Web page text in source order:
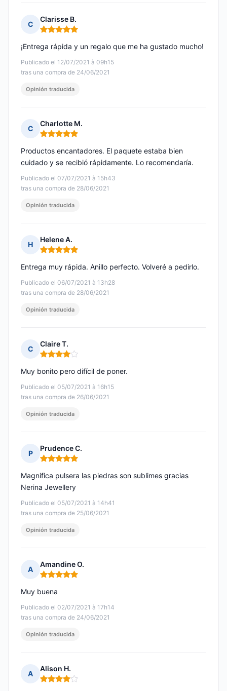
C
Clarisse B.
Nota: 5 de 5
Publicado el 12/07/2021 à 09h15
tras una compra de 24/06/2021
¡Entrega rápida y un regalo que me ha gustado mucho!
Opinión traducida
C
Charlotte M.
Nota: 5 de 5
Publicado el 07/07/2021 à 15h43
tras una compra de 28/06/2021
Productos encantadores. El paquete estaba bien
cuidado y se recibió rápidamente. Lo recomendaría.
Opinión traducida
H
Helene A.
Nota: 5 de 5
Publicado el 06/07/2021 à 13h28
tras una compra de 28/06/2021
Entrega muy rápida. Anillo perfecto. Volveré a pedirlo.
Opinión traducida
C
Claire T.
Nota: 4 de 5
Publicado el 05/07/2021 à 16h15
tras una compra de 26/06/2021
Muy bonito pero difícil de poner.
Opinión traducida
P
Prudence C.
Nota: 5 de 5
Publicado el 05/07/2021 à 14h41
tras una compra de 25/06/2021
Magnifica pulsera las piedras son sublimes gracias
Nerina Jewellery
Opinión traducida
A
Amandine O.
Nota: 5 de 5
Publicado el 02/07/2021 à 17h14
tras una compra de 24/06/2021
Muy buena
Opinión traducida
A
Alison H.
Nota: 4 de 5